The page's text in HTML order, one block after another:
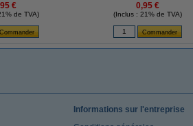
€
de TVA)
0,95 €
(Inclus : 21% de TVA)
Informations sur l'entreprise